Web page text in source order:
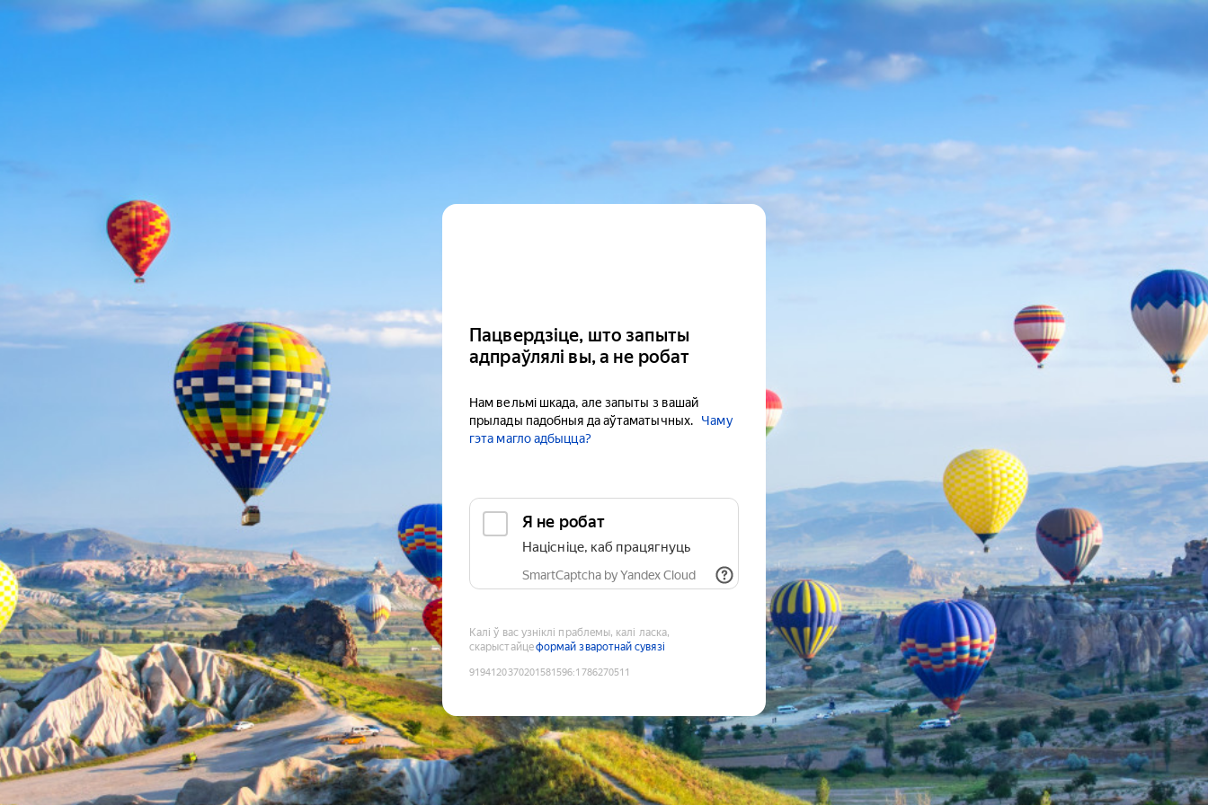
Пацвердзіце, што запыты
адпраўлялі вы, а не робат
Нам вельмі шкада, але запыты з вашай
прылады падобныя да аўтаматычных.
Чаму
гэта магло адбыцца?
Я не робат
Націсніце, каб працягнуць
SmartCaptcha by Yandex Cloud
Калі ў вас узніклі праблемы, калі ласка,
скарыстайцеформай зваротнай сувязі
9194120370201581596:1786270511